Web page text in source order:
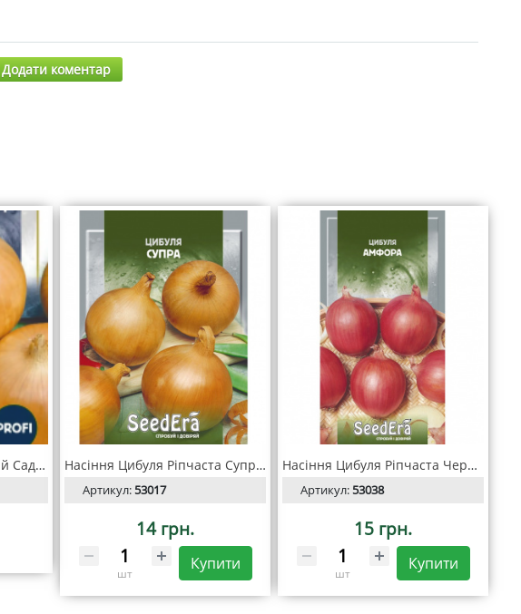
Додати коментар
Насіння цибуля Сімейний Сад» F1, 100 шт, SeedEra Насіння Цибуля Ріпчаста Супра 2 г, SeedEra
Артикул:53017
14 грн.
шт
Купити
Насіння Цибуля Ріпчаста Червона Амфора 1 г, Seedera
Артикул:53038
15 грн.
шт
Купити